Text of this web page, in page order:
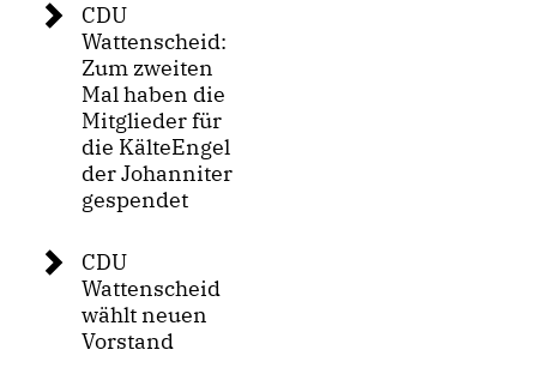
CDU
Wattenscheid:
Zum zweiten
Mal haben die
Mitglieder für
die KälteEngel
der Johanniter
gespendet
CDU
Wattenscheid
wählt neuen
Vorstand